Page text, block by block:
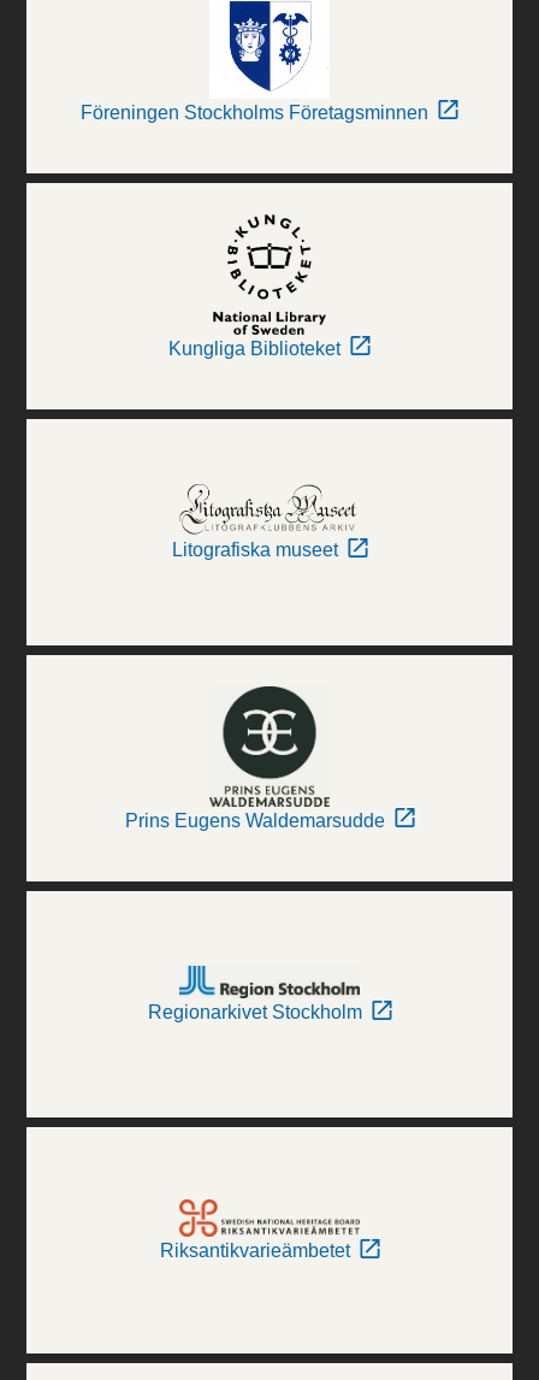
Föreningen Stockholms Företagsminnen
Kungliga Biblioteket
Litografiska museet
Prins Eugens Waldemarsudde
Regionarkivet Stockholm
Riksantikvarieämbetet